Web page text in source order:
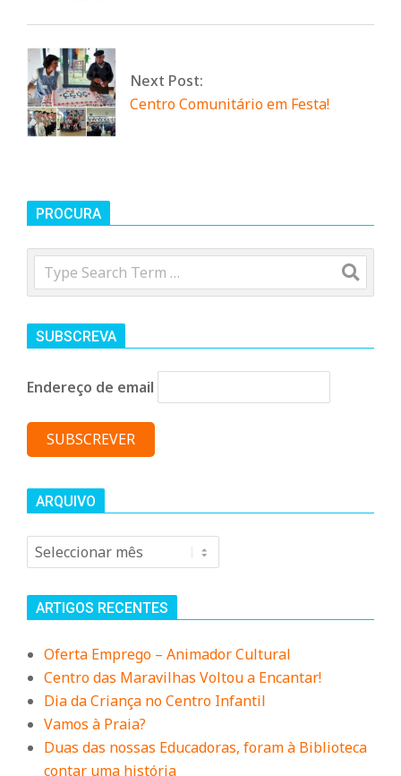
Next Post:
Centro Comunitário em Festa!
PROCURA
Search
SUBSCREVA
Endereço de email
ARQUIVO
Arquivo
ARTIGOS RECENTES
Oferta Emprego – Animador Cultural
Centro das Maravilhas Voltou a Encantar!
Dia da Criança no Centro Infantil
Vamos à Praia?
Duas das nossas Educadoras, foram à Biblioteca
contar uma história